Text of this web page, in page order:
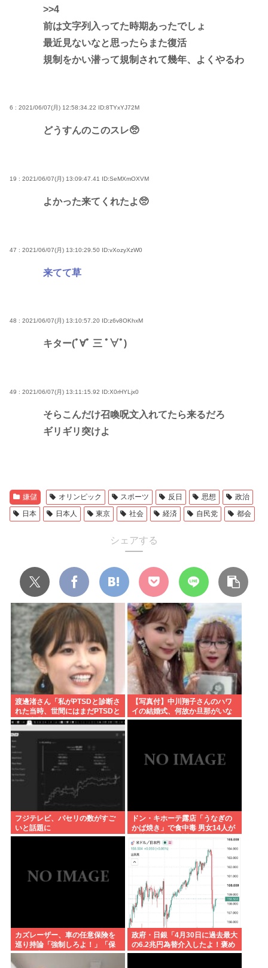
>>4
前は文字列入ってた時期あったでしょ
最近見ないなと思ったらまた復活
規制をかい潜って規制されて幾年、よくやるわ
6 : 2021/06/07(月) 12:58:34.22 ID:8TYxYJ72M
どうすんのこのスレ🥺
19 : 2021/06/07(月) 13:09:47.41 ID:SeMXmOXVM
よかった来てくれたよ🥺
47 : 2021/06/07(月) 13:10:29.50 ID:vXozyXzW0
来てて草
48 : 2021/06/07(月) 13:10:57.20 ID:z6v8OKhxM
キター(ﾟ∀ﾟ 三 ﾟ∀ﾟ)
49 : 2021/06/07(月) 13:11:15.92 ID:X0rHYLjx0
そらこんだけ召喚呪文入れてたら来るだろ
ギリギリ突けよ
嫌儲 オリンピック スポーツ 反日 思想
政治
日本
日本人 東京 社会 経済 自民党 都会
シェアする
渡邊渚さん「私がPTSDと診断さ
れた当時、世間にはまだPTSDと
いう言葉は浸透していませんで
した」
【写真付】中川翔子さんのハワ
イの結婚式、何故か旦那がいな
い
フジテレビ、パセリの数がすご
いと話題に
ドン・キホーテ露店「うなぎの
かば焼き」で食中毒 男女14人が
発熱や腹痛など訴え…サルモネ
ラ属の菌検出
カズレーザー、車の任意保険を
巡り持論「強制しろよ！」「保
険にも入れないヤツは運転すん
政府・日銀「4月30日に過去最大
の6.2兆円為替介入したよ！褒め
てよ！」